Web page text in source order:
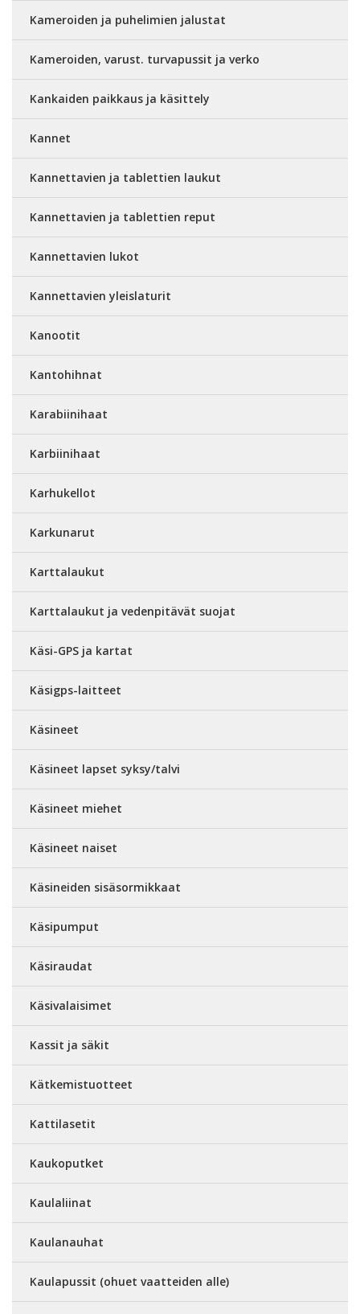
Kameroiden ja puhelimien jalustat
Kameroiden, varust. turvapussit ja verko
Kankaiden paikkaus ja käsittely
Kannet
Kannettavien ja tablettien laukut
Kannettavien ja tablettien reput
Kannettavien lukot
Kannettavien yleislaturit
Kanootit
Kantohihnat
Karabiinihaat
Karbiinihaat
Karhukellot
Karkunarut
Karttalaukut
Karttalaukut ja vedenpitävät suojat
Käsi-GPS ja kartat
Käsigps-laitteet
Käsineet
Käsineet lapset syksy/talvi
Käsineet miehet
Käsineet naiset
Käsineiden sisäsormikkaat
Käsipumput
Käsiraudat
Käsivalaisimet
Kassit ja säkit
Kätkemistuotteet
Kattilasetit
Kaukoputket
Kaulaliinat
Kaulanauhat
Kaulapussit (ohuet vaatteiden alle)